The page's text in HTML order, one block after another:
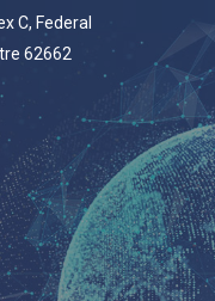
C, Federal
62662